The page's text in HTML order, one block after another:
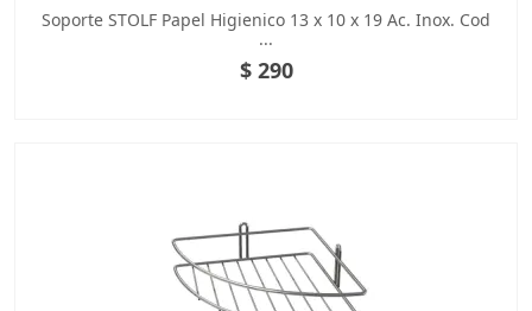
Soporte STOLF Papel Higienico 13 x 10 x 19 Ac. Inox. Cod
...
$ 290